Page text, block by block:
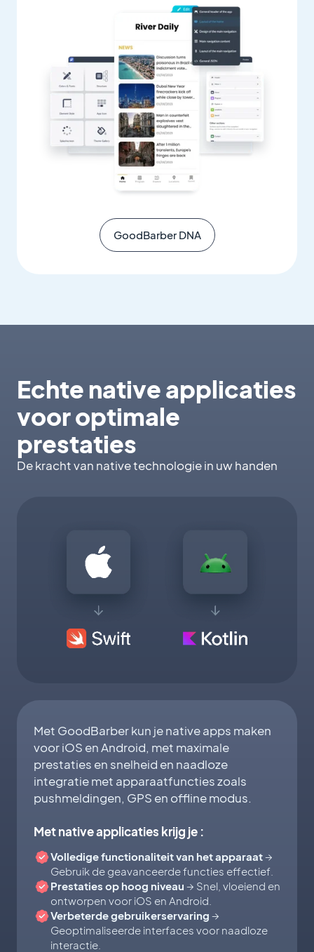
GoodBarber DNA
Echte native applicaties
voor optimale
prestaties
De kracht van native technologie in uw handen
Met GoodBarber kun je native apps maken
voor iOS en Android, met maximale
prestaties en snelheid en naadloze
integratie met apparaatfuncties zoals
pushmeldingen, GPS en offline modus.
Met native applicaties krijg je :
Volledige functionaliteit van het apparaat→
Gebruik de geavanceerde functies effectief.
Prestaties op hoog niveau → Snel, vloeiend en
ontworpen voor iOS en Android.
Verbeterde gebruikerservaring →
Geoptimaliseerde interfaces voor naadloze
interactie.